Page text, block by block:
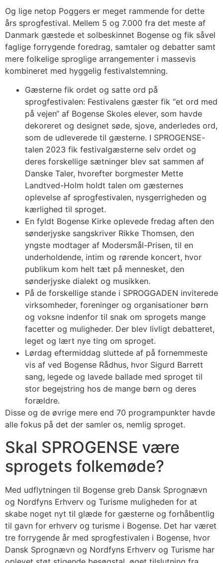
Og lige netop Poggers er meget rammende for dette
års sprogfestival. Mellem 5 og 7.000 fra det meste af
Danmark gæstede et solbeskinnet Bogense og fik såvel
faglige forrygende foredrag, samtaler og debatter samt
mere folkelige sproglige arrangementer i massevis
kombineret med hyggelig festivalstemning.
Gæsterne fik ordet og satte ord på
sprogfestivalen: Festivalens gæster fik “et ord med
på vejen“ af Bogense Skoles elever, som havde
dekoreret og designet søde, sjove, anderledes ord,
som de udleverede til gæsterne. I SPROGENSE-
talen 2023 fik festivalgæsterne selv ordet og
deres forskellige sætninger blev sat sammen af
Danske Taler, hvorefter borgmester Mette
Landtved-Holm holdt talen om gæsternes
oplevelse af sprogfestivalen, nysgerrigheden og
kærlighed til sproget.
En fyldt Bogense Kirke oplevede fredag aften den
sønderjyske sangskriver Rikke Thomsen, den
yngste modtager af Modersmål-Prisen, til en
underholdende, intim og rørende koncert, hvor
publikum kom helt tæt på mennesket, den
sønderjyske dialekt og musikken.
På de forskellige stande i SPROGGADEN inviterede
virksomheder, foreninger og organisationer børn
og voksne indenfor til snak om sprogets mange
facetter og muligheder. Der blev livligt debatteret,
leget og lært nye ting om sproget.
Lørdag eftermiddag sluttede af på fornemmeste
vis af ved Bogense Rådhus, hvor Sigurd Barrett
sang, legede og lavede ballade med sproget til
stor begejstring hos de mange børn og deres
forældre.
Disse og de øvrige mere end 70 programpunkter havde
alle fokus på det der samler os, nemlig sproget.
Skal SPROGENSE være
sprogets folkemøde?
Med udflytningen til Bogense greb Dansk Sprognævn
og Nordfyns Erhverv og Turisme muligheden for at
skabe noget nyt til glæde for gæsterne og forhåbentlig
til gavn for erhverv og turisme i Bogense. Det har været
tre forrygende år med sprogfestivalen i Bogense, hvor
Dansk Sprognævn og Nordfyns Erhverv og Turisme har